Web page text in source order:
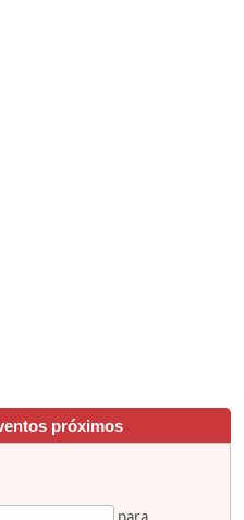
próximos